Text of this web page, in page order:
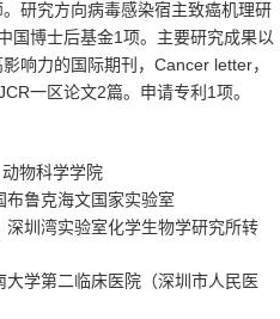
研究方向病毒感染宿主致癌机理研
国博士后基金1 项。主要研究成果以
响力的国际期刊， Cancer letter，
一区论文2篇。申请专利 1 项。
物科学学院
布鲁克海文国家实验室
深圳湾实验室化学生物学研究所转
大学第二临床医院（深圳市人民医